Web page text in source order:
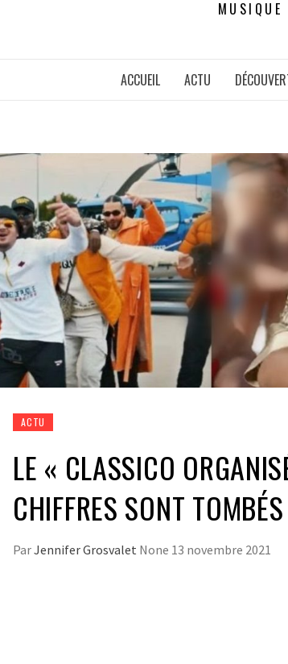
ACCUEIL ACTU
ACTU
LE « CLASSICO
CHIFFRES SONT TOMBÉS
ParJennifer Grosvalet None 13 novembre 2021